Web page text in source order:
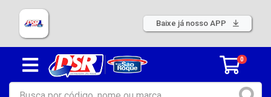
Baixe já nosso APP
0